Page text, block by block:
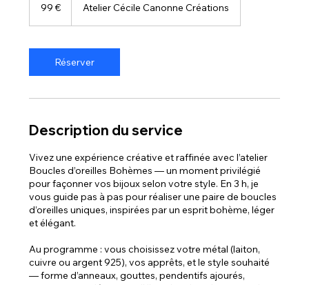
99 € Atelier Cécile Canonne Créations
Réserver
Description du service
Vivez une expérience créative et raffinée avec l’atelier
Boucles d’oreilles Bohèmes — un moment privilégié
pour façonner vos bijoux selon votre style. En 3 h, je
vous guide pas à pas pour réaliser une paire de boucles
d’oreilles uniques, inspirées par un esprit bohème, léger
et élégant.
Au programme : vous choisissez votre métal (laiton,
cuivre ou argent 925), vos apprêts, et le style souhaité
— forme d’anneaux, gouttes, pendentifs ajourés,